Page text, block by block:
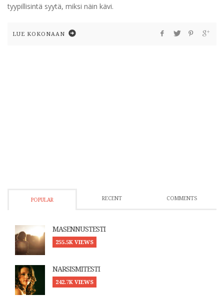
tyypillisintä syytä, miksi näin kävi.
LUE KOKONAAN
POPULAR RECENT COMMENTS
MASENNUSTESTI
255.5K VIEWS
NARSISMITESTI
242.7K VIEWS